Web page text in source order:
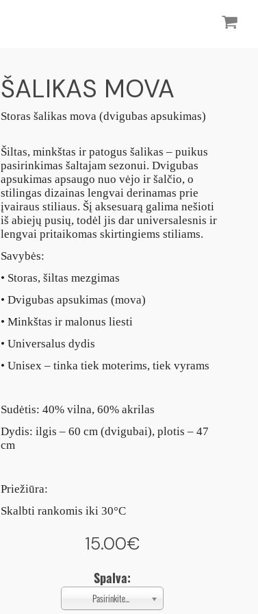
ŠALIKAS MOVA
Storas šalikas mova (dvigubas apsukimas)
Šiltas, minkštas ir patogus šalikas – puikus
pasirinkimas šaltajam sezonui. Dvigubas
apsukimas apsaugo nuo vėjo ir šalčio, o
stilingas dizainas lengvai derinamas prie
įvairaus stiliaus. Šį aksesuarą galima nešioti
iš abiejų pusių, todėl jis dar universalesnis ir
lengvai pritaikomas skirtingiems stiliams.
Savybės:
• Storas, šiltas mezgimas
• Dvigubas apsukimas (mova)
• Minkštas ir malonus liesti
• Universalus dydis
• Unisex – tinka tiek moterims, tiek vyrams
Sudėtis: 40% vilna, 60% akrilas
Dydis: ilgis – 60 cm (dvigubai), plotis – 47
cm
Priežiūra:
Skalbti rankomis iki 30°C
15.00€
Spalva:
Pasirinkite...